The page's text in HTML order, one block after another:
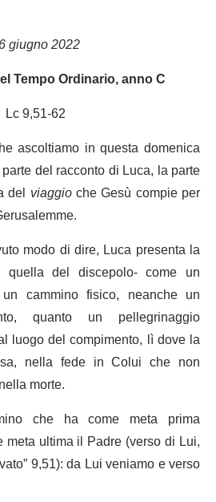
giugno 2022
Tempo Ordinario, anno C
Lc 9,51-62
ascoltiamo in questa domenica
del racconto di Luca, la parte
del viaggioche Gesù compie per
modo di dire, Luca presenta la
del discepolo- come un
cammino fisico, neanche un
quanto un pellegrinaggio
luogo del compimento, lì dove la
nella fede in Colui che non
morte.
che ha come meta prima
ultima il Padre (verso di Lui,
9,51): da Lui veniamo e verso